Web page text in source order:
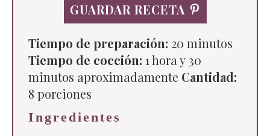
GUARDAR RECETA
Tiempo de preparación: 20 minutos
Tiempo de cocción: 1 hora y 30
minutos aproximadamente Cantidad:
8 porciones
Ingredientes